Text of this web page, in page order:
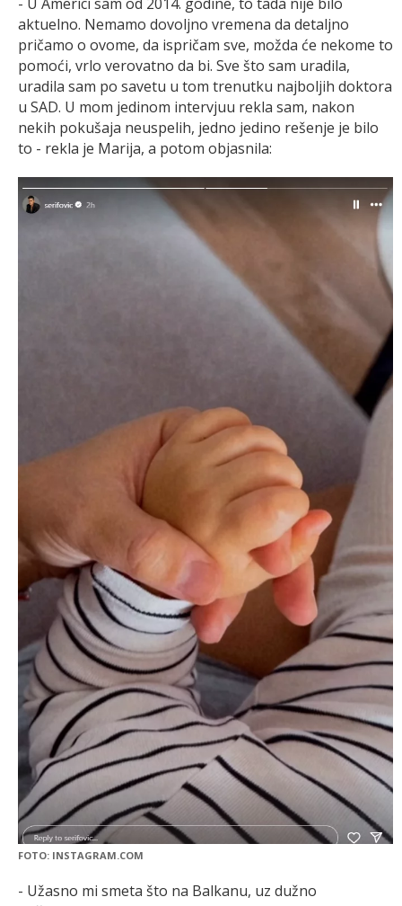
aktuelno. Nemamo dovoljno vremena da detaljno
pričamo o ovome, da ispričam sve, možda će nekome to
pomoći, vrlo verovatno da bi. Sve što sam uradila,
uradila sam po savetu u tom trenutku najboljih doktora
u SAD. U mom jedinom intervjuu rekla sam, nakon
nekih pokušaja neuspelih, jedno jedino rešenje je bilo
to - rekla je Marija, a potom objasnila:
FOTO: INSTAGRAM.COM
- Užasno mi smeta što na Balkanu, uz dužno